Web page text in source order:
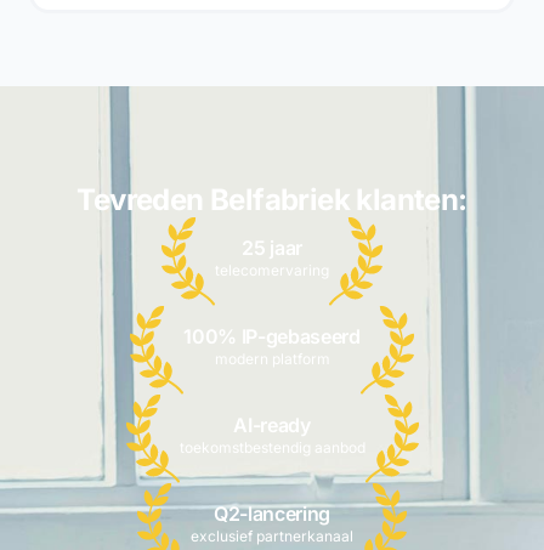
Tevreden Belfabriek klanten:
25 jaar
telecomervaring
100% IP-gebaseerd
modern platform
AI-ready
toekomstbestendig aanbod
Q2-lancering
exclusief partnerkanaal